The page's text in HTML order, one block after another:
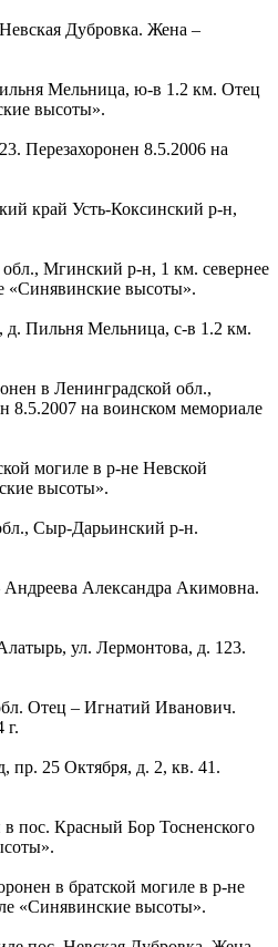
Дубровка. Жена –
Мельница, ю-в 1.2 км. Отец
высоты».
Перезахоронен 8.5.2006 на
край Усть-Коксинский р-н,
Мгинский р-н, 1 км. севернее
«Синявинские высоты».
д. Пильня Мельница, с-в 1.2 км.
в Ленинградской обл.,
8.5.2007 на воинском мемориале
могиле в р-не Невской
высоты».
Сыр-Дарьинский р-н.
Александра Акимовна.
ул. Лермонтова, д. 123.
Отец – Игнатий Иванович.
г.
пр. 25 Октября, д. 2, кв. 41.
пос. Красный Бор Тосненского
в братской могиле в р-не
«Синявинские высоты».